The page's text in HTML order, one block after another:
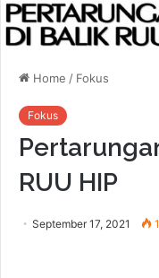
Home / Fokus
Fokus
RUU HIP
September 17, 2021